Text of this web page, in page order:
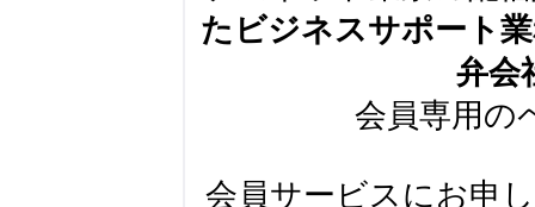
たビジネスサポート
弁会
会員専用の
会員サービスにお申